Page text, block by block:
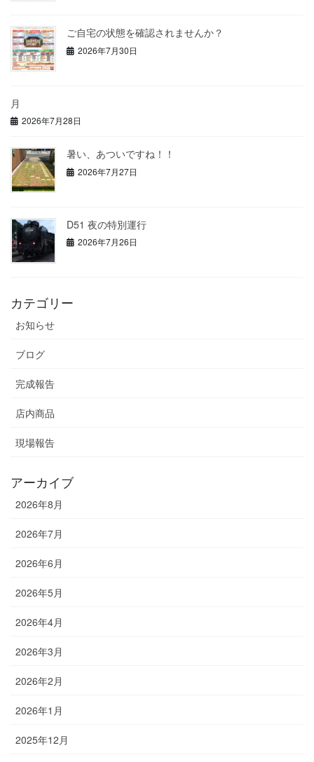
ご自宅の状態を確認されませんか？
2026年7月30日
月
2026年7月28日
暑い、あついですね！！
2026年7月27日
D51 夜の特別運行
2026年7月26日
カテゴリー
お知らせ
ブログ
完成報告
店内商品
現場報告
アーカイブ
2026年8月
2026年7月
2026年6月
2026年5月
2026年4月
2026年3月
2026年2月
2026年1月
2025年12月